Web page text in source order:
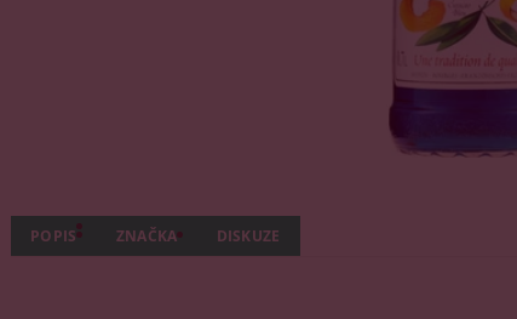
POPIS ZNAČKA DISKUZE